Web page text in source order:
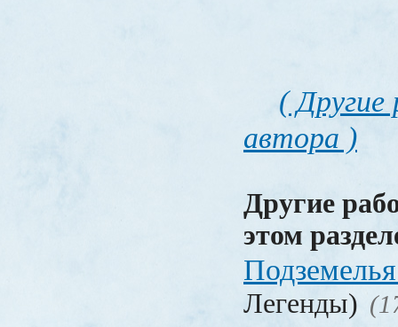
(
автора )
Другие
этом
Легенды)